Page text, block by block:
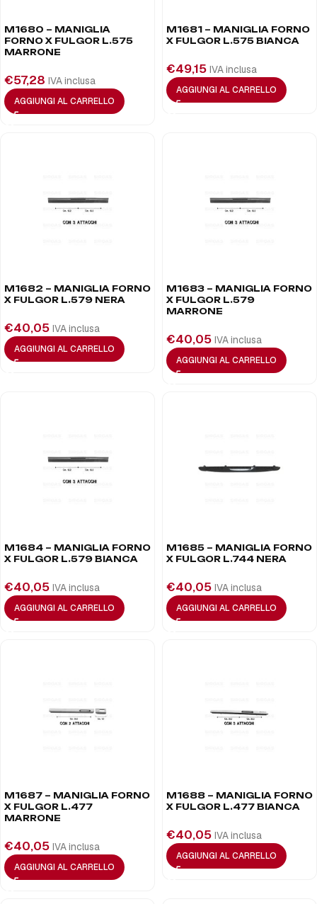
M1680 – MANIGLIA
FORNO X FULGOR L.575
MARRONE
€57,28 IVA inclusa
AGGIUNGI AL CARRELLO
M1681 – MANIGLIA FORNO
X FULGOR L.575 BIANCA
€49,15 IVA inclusa
AGGIUNGI AL CARRELLO
M1682 – MANIGLIA FORNO
X FULGOR L.579 NERA
€40,05 IVA inclusa
AGGIUNGI AL CARRELLO
M1683 – MANIGLIA FORNO
X FULGOR L.579
MARRONE
€40,05 IVA inclusa
AGGIUNGI AL CARRELLO
M1684 – MANIGLIA FORNO
X FULGOR L.579 BIANCA
€40,05 IVA inclusa
AGGIUNGI AL CARRELLO
M1685 – MANIGLIA FORNO
X FULGOR L.744 NERA
€40,05 IVA inclusa
AGGIUNGI AL CARRELLO
M1687 – MANIGLIA FORNO
X FULGOR L.477
MARRONE
€40,05 IVA inclusa
AGGIUNGI AL CARRELLO
M1688 – MANIGLIA FORNO
X FULGOR L.477 BIANCA
€40,05 IVA inclusa
AGGIUNGI AL CARRELLO